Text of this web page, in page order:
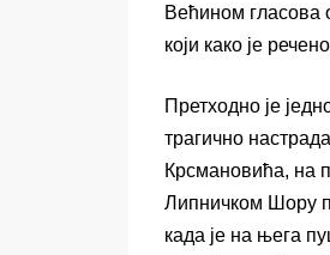
Већином гласова
који како је
Претходно је
трагично
Крсмановића, на
Липничком Шору
када је на њега